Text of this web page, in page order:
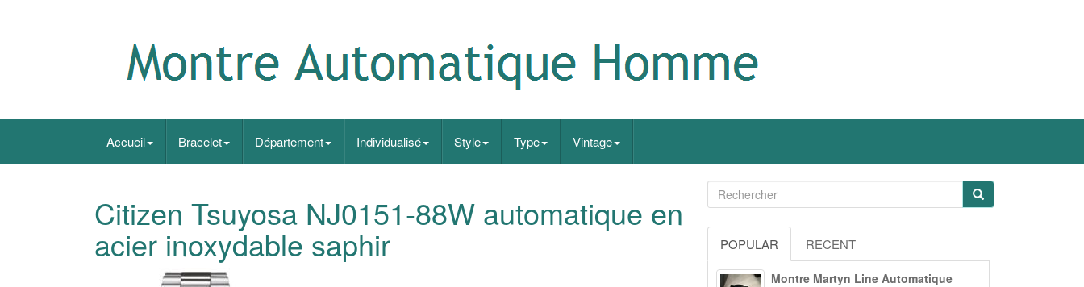
Accueil Bracelet Département Individualisé Style Type Vintage
Citizen Tsuyosa NJ0151-88W automatique en
acier inoxydable saphir POPULAR RECENT
Montre Martyn Line Automatique